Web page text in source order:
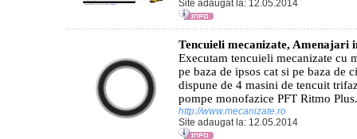
Site adaugat la: 12.05.2014
Tencuieli mecanizate, Amenajari
Executam tencuieli mecanizate cu
pe baza de ipsos cat si pe baza de
dispune de 4 masini de tencuit
pompe monofazice PFT Ritmo
http://www.mecanizate.ro
Site adaugat la: 12.05.2014